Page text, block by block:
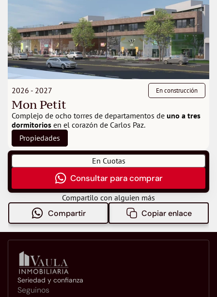
2026 - 2027 En construcción
Mon Petit
Complejo de ocho torres de departamentos de uno a tres
dormitorios en el corazón de Carlos Paz.
Propiedades
En Cuotas
Consultar para comprar
Compartilo con alguien más
Compartir Copiar enlace
Seriedad y confianza
Seguinos